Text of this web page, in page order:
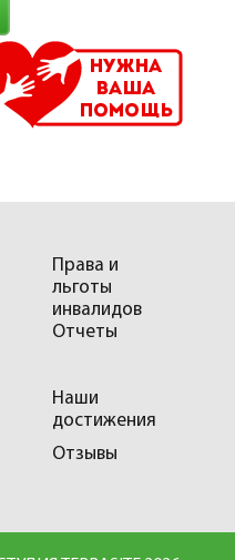
Права и
льготы
инвалидов
Отчеты
Наши
достижения
Отзывы